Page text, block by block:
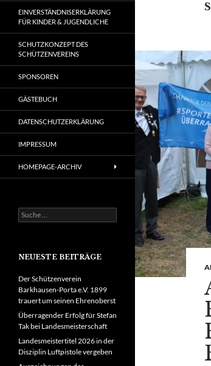
EINVERSTÄNDNISERKLÄRUNG
FÜR KINDER & JUGENDLICHE
SCHUTZKONZEPT DES
SCHÜTZENVEREINS
SPONSOREN
GÄSTEBUCH
DATENSCHUTZERKLÄRUNG
IMPRESSUM
HOMEPAGE-ARCHIV
Suche
nach:
NEUESTE BEITRÄGE
Der Schützenverein
Barkhausen-Porta e.V. 1899
trauert um seinen Ehrenoberst
Überragender Erfolg für Stefan
Tak bei Landesmeisterschaft
Landesmeistertitel 2026 in der
Disziplin Luftpistole vergeben